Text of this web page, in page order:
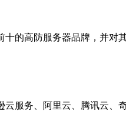
的高防服务器品牌，并对
服务、阿里云、腾讯云、